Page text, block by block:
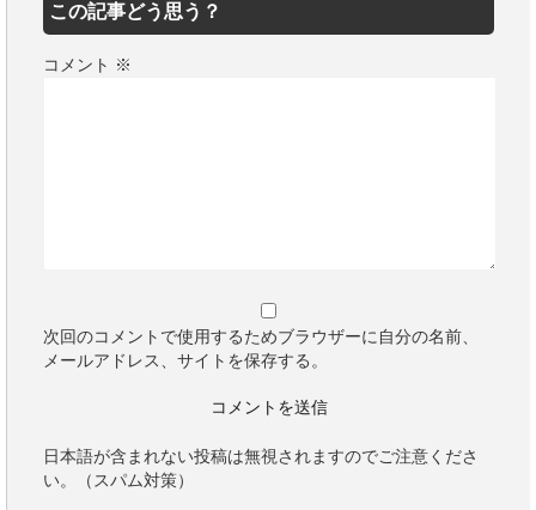
この記事どう思う？
コメント ※
次回のコメントで使用するためブラウザーに自分の名前、
メールアドレス、サイトを保存する。
日本語が含まれない投稿は無視されますのでご注意くださ
い。（スパム対策）